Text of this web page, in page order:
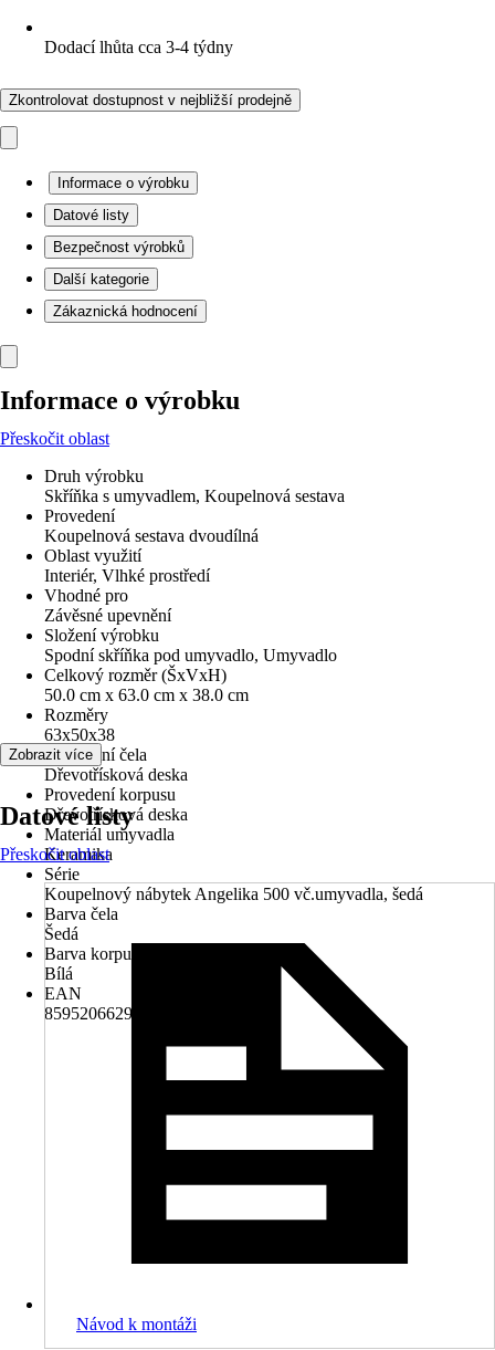
Dodací lhůta cca 3-4 týdny
Zkontrolovat dostupnost v nejbližší prodejně
Informace o výrobku
Datové listy
Bezpečnost výrobků
Další kategorie
Zákaznická hodnocení
Informace o výrobku
Přeskočit oblast
Druh výrobku
Skříňka s umyvadlem, Koupelnová sestava
Provedení
Koupelnová sestava dvoudílná
Oblast využití
Interiér, Vlhké prostředí
Vhodné pro
Závěsné upevnění
Složení výrobku
Spodní skříňka pod umyvadlo, Umyvadlo
Celkový rozměr (ŠxVxH)
50.0 cm x 63.0 cm x 38.0 cm
Rozměry
63x50x38
Provedení čela
Dřevotřísková deska
Provedení korpusu
Dřevotřísková deska
Materiál umyvadla
Keramika
Série
Koupelnový nábytek Angelika 500 vč.umyvadla, šedá
Barva čela
Šedá
Barva korpusu
Bílá
EAN
8595206629848
Zobrazit více
Datové listy
Přeskočit oblast
Návod k montáži